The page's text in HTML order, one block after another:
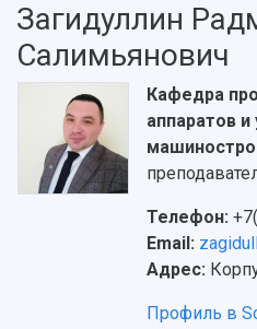
Загидуллин
Салимьянович
Кафедра
аппаратов
Телефон:
Email:
Адрес:
Профиль в